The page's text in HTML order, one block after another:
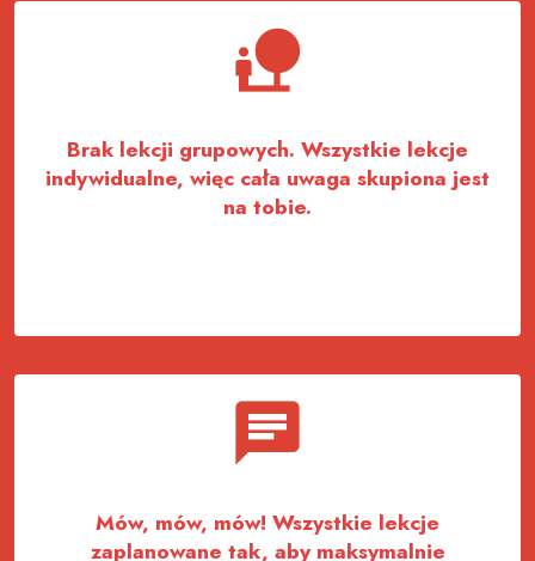
Brak lekcji grupowych. Wszystkie lekcje
indywidualne, więc cała uwaga skupiona jest
na tobie.
Mów, mów, mów! Wszystkie lekcje
zaplanowane tak, aby maksymalnie